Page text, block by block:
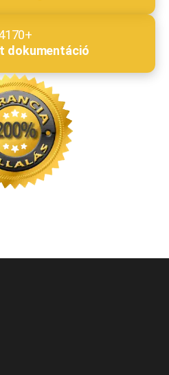
dokumentáció